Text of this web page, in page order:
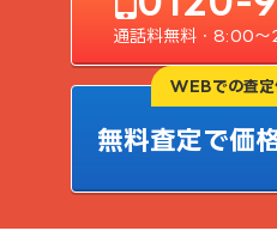
通話料無料・8:00〜
WEBでの査定
無料査定で価